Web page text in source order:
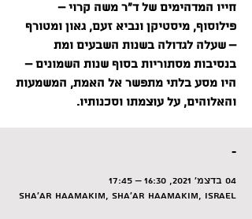
חייו המדהימים של ד"ר משה קרוי –
פילוסוף, מיסטיקן ונביא זעם, גאון ומטורף
– שעלה לגדולה בשנות השבעים ומת
בנסיבות מסתוריות בסוף שנות השמונים –
היו מסע בלתי מתפשר אל האמת, המשמעות
והאלוהים, על עוצמתו וסכנותיו.
-
04 בדצמ׳ 2021, 16:30 – 17:45
Sha'ar HaAmakim, Sha'ar HaAmakim, Israel